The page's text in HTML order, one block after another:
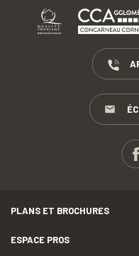
PLANS ET BROCHURES
ESPACE PROS